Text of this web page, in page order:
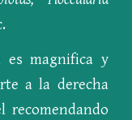
es magnifica y
a la derecha
recomendando